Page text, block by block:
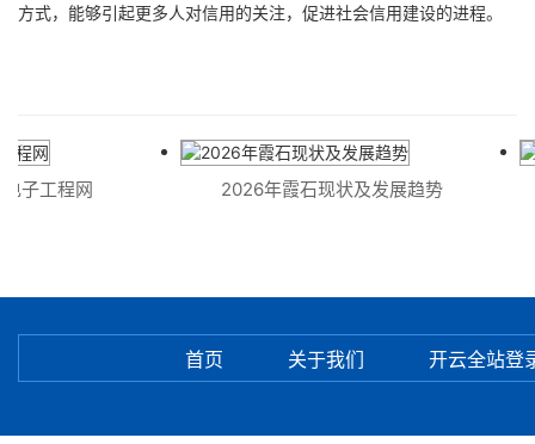
方式，能够引起更多人对信用的关注，促进社会信用建设的进程。
子工程网 2026年霞石现状及发展趋势
首页 关于我们 开云全站登